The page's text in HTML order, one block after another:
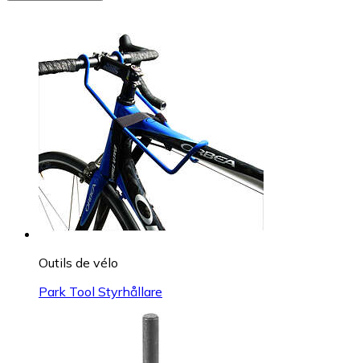
Outils de vélo
Park Tool Styrhållare